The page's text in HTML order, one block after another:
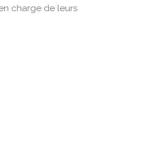
charge de leurs